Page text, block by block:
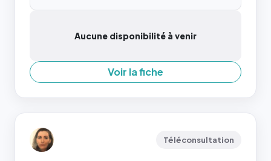
Aucune disponibilité à venir
Voir la fiche
Téléconsultation